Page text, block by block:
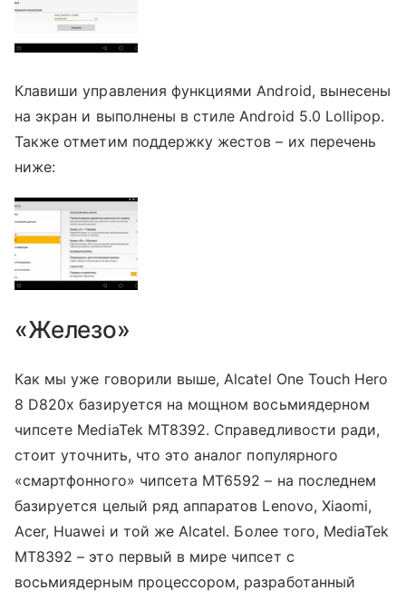
Клавиши управления функциями Android, вынесены
на экран и выполнены в стиле Android 5.0 Lollipop.
Также отметим поддержку жестов – их перечень
ниже:
«Железо»
Как мы уже говорили выше, Alcatel One Touch Hero
8 D820x базируется на мощном восьмиядерном
чипсете MediaTek MT8392. Справедливости ради,
стоит уточнить, что это аналог популярного
«смартфонного» чипсета MT6592 – на последнем
базируется целый ряд аппаратов Lenovo, Xiaomi,
Acer, Huawei и той же Alcatel. Более того, MediaTek
MT8392 – это первый в мире чипсет с
восьмиядерным процессором, разработанный